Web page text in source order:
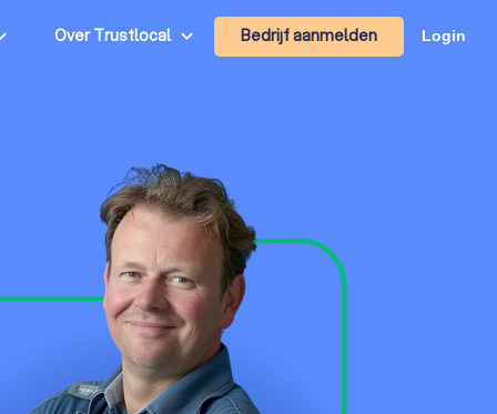
Over Trustlocal Bedrijf aanmelden Login